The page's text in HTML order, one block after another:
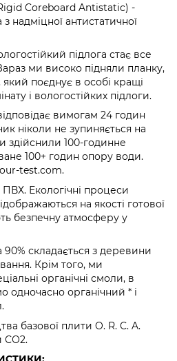
Coreboard Antistatic) -
надміцної антистатичної
підлога стає все
ми високо підняли планку,
поєднує в особі кращі
і вологостійких підлоги.
вимогам 24 годин
ніколи не зупиняється на
здійснили 100-годинне
100+ годин опору води.
test.com.
ПВХ. Екологічні процеси
на якості готової
безпечну атмосферу у
90% складається з деревини
Крім того, ми
органічні смоли, в
одночасно органічний * і
базової плити O. R. C. A.
СО2.